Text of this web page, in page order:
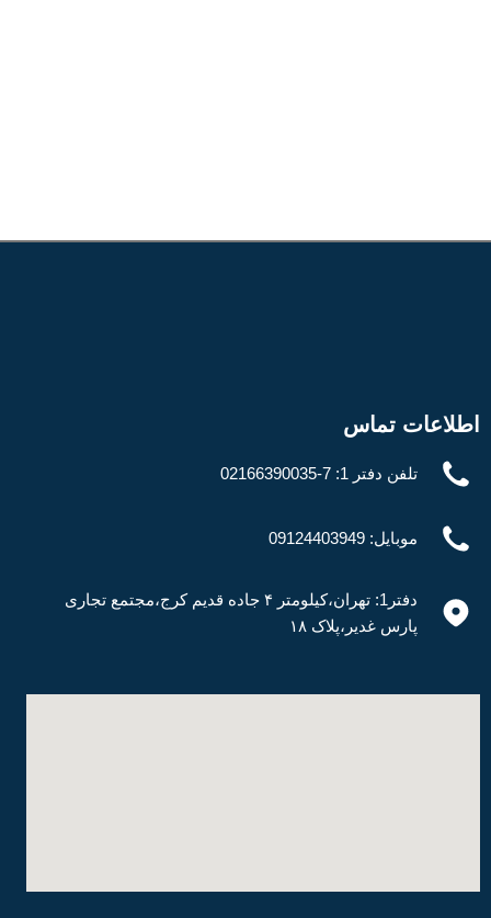
اطلاعات تماس
تلفن دفتر 1: 7-02166390035
موبایل: 09124403949
دفتر1: تهران،کیلومتر ۴ جاده قدیم کرج،مجتمع تجاری
پارس غدیر،پلاک ۱۸